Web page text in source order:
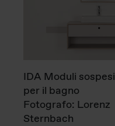
IDA Moduli sospesi
per il bagno
Fotografo: Lorenz
Sternbach